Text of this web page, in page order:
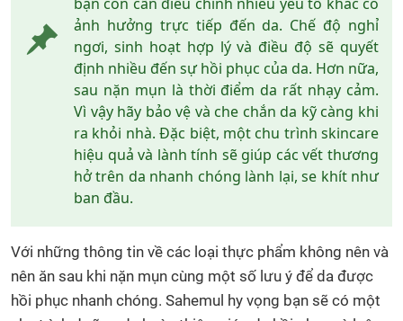
ảnh hưởng trực tiếp đến da. Chế độ nghỉ
ngơi, sinh hoạt hợp lý và điều độ sẽ quyết
định nhiều đến sự hồi phục của da. Hơn nữa,
sau nặn mụn là thời điểm da rất nhạy cảm.
Vì vậy hãy bảo vệ và che chắn da kỹ càng khi
ra khỏi nhà. Đặc biệt, một chu trình skincare
hiệu quả và lành tính sẽ giúp các vết thương
hở trên da nhanh chóng lành lại, se khít như
ban đầu.
Với những thông tin về các loại thực phẩm không nên và
nên ăn sau khi nặn mụn cùng một số lưu ý để da được
hồi phục nhanh chóng. Sahemul hy vọng bạn sẽ có một